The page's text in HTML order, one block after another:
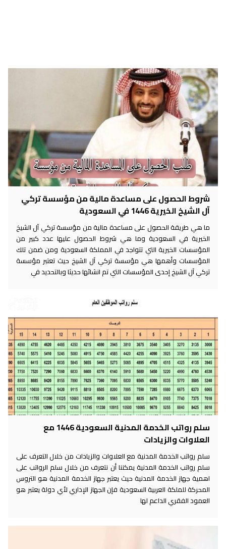
شروط الحصول على مساعدة مالية من مؤسسة تركي
آل الشيخ الخيرية 1446 في السعودية
ما هي طريقة الحصول على مساعدة مالية من مؤسسة تركي آل الشيخ
الخيرية في السعودية وما هي شروط الحصول عليها عدد كبير من
المؤسسات الخيرية التي تتواجد في المملكة السعودية ومن ضمن تلك
المؤسسات وأهمها هي مؤسسة تركي آل الشيخ حيث تعتبر مؤسسة
تركي آل الشيخ إحدى المؤسسات التي تم انشائها حديثا وبالتحديد في
سلم رواتب الخدمة المدنية السعودية 1446 مع
العلاوات والزيادات
سلم رواتب الخدمة المدنية مع العلاوات والزيادات من خلال التعرف على
سلم رواتب الخدمة المدنية يمكننا أن نتعرف من خلال سلم الرواتب على
اهمية جهاز الخدمة المدنية حيث يعتبر جهاز الخدمة المدنية هو التروس
المحركة للملكة العربية السعودية فإن الجهاز الإداري لأي دولة يعتبر هو
العمود الفقري الداعم لها